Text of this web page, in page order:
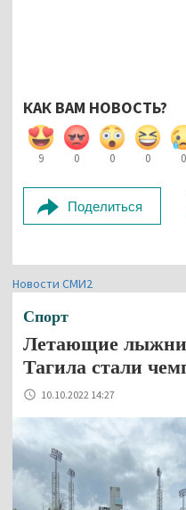
КАК ВАМ НОВОСТЬ?
9 0 0 0 0
Поделиться
Новости СМИ2
Спорт
Летающие
Тагила стали
10.10.2022 14:27